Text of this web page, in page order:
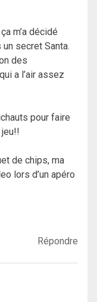
m’a décidé
secret Santa.
des
a l’air assez
pour faire
de chips, ma
lors d’un apéro
Répondre